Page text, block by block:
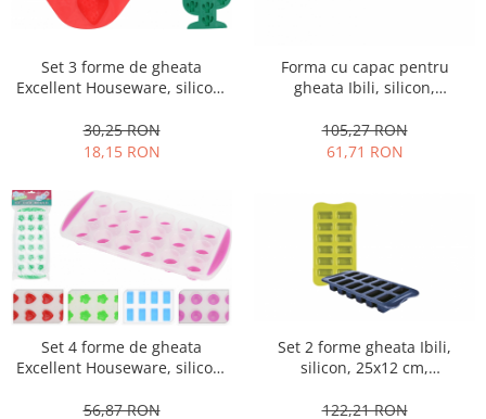
Fructiere si cosuri
Naproane si capace acoperire
alimente
Oliviere si solnite
Suporturi oale
Seturi servire tapas
Sosiere
Suport servetele
Depozitare alimente
Caserole
Cutii Alimentare
Cutii pentru paine
Recipiente si borcane
Rafturi
Suporturi
Ceasuri decorative
Suporturi si rame fotografii
Odorizante
Odorizante auto
Odorizante camera
Seturi desen
Rucsacuri
Set 3 forme de gheata
Excellent Houseware, silicon,
30,25 RON
18,15 RON
Forma cu capac pentru
gheata Ibili, silicon,
105,27 RON
61,71 RON
Set 4 forme de gheata
Excellent Houseware, silicon,
56,87 RON
Set 2 forme gheata Ibili,
silicon, 25x12 cm,
122,21 RON